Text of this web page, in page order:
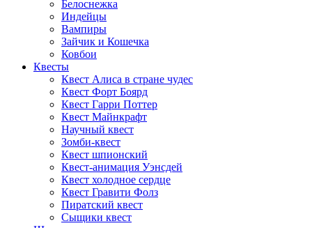
Белоснежка
Индейцы
Вампиры
Зайчик и Кошечка
Ковбои
Квесты
Квест Алиса в стране чудес
Квест Форт Боярд
Квест Гарри Поттер
Квест Майнкрафт
Научный квест
Зомби-квест
Квест шпионский
Квест-анимация Уэнсдей
Квест холодное сердце
Квест Гравити Фолз
Пиратский квест
Сыщики квест